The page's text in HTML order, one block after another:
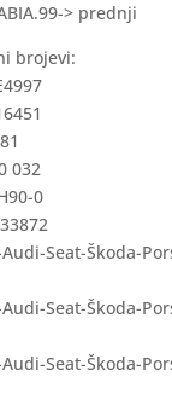
> prednji
brojevi:
032
0
Audi-Seat-Škoda-
Audi-Seat-Škoda-
Audi-Seat-Škoda-